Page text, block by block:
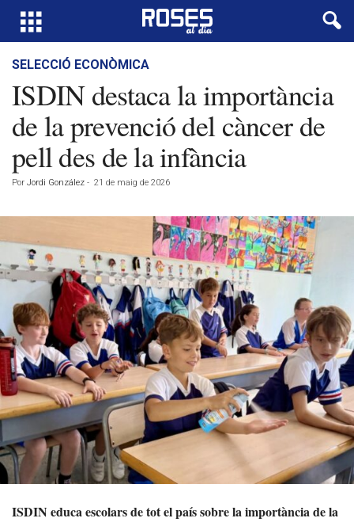
SELECCIÓ ECONÒMICA
ISDIN destaca la importància
de la prevenció del càncer de
pell des de la infància
Por Jordi González - 21 de maig de 2026
ISDIN educa escolars de tot el país sobre la importància de la